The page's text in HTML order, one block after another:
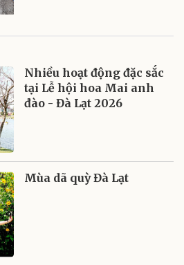
Nhiều hoạt động đặc sắc
tại Lễ hội hoa Mai anh
đào - Đà Lạt 2026
Mùa dã quỳ Đà Lạt